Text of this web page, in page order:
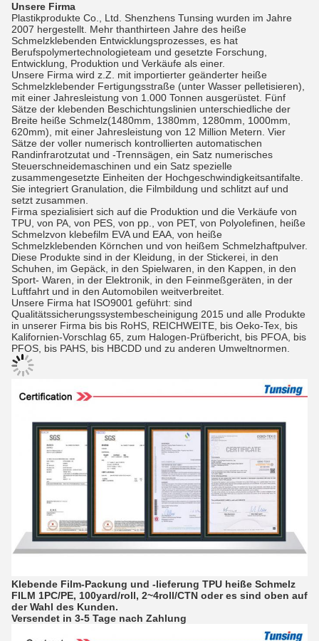
Unsere Firma
Plastikprodukte Co., Ltd. Shenzhens Tunsing wurden im Jahre
2007 hergestellt. Mehr thanthirteen Jahre des heiße
Schmelzklebenden Entwicklungsprozesses, es hat
Berufspolymertechnologieteam und gesetzte Forschung,
Entwicklung, Produktion und Verkäufe als einer.
Unsere Firma wird z.Z. mit importierter geänderter heiße
Schmelzklebender Fertigungsstraße (unter Wasser pelletisieren),
mit einer Jahresleistung von 1.000 Tonnen ausgerüstet. Fünf
Sätze der klebenden Beschichtungslinien unterschiedliche der
Breite heiße Schmelz(1480mm, 1380mm, 1280mm, 1000mm,
620mm), mit einer Jahresleistung von 12 Million Metern. Vier
Sätze der voller numerisch kontrollierten automatischen
Randinfrarotzutat und -Trennsägen, ein Satz numerisches
Steuerschneidemaschinen und ein Satz spezielle
zusammengesetzte Einheiten der Hochgeschwindigkeitsantifalte.
Sie integriert Granulation, die Filmbildung und schlitzt auf und
setzt zusammen.
Firma spezialisiert sich auf die Produktion und die Verkäufe von
TPU, von PA, von PES, von pp., von PET, von Polyolefinen, heiße
Schmelzvon klebefilm EVA und EAA, von heiße
Schmelzklebenden Körnchen und von heißem Schmelzhaftpulver.
Diese Produkte sind in der Kleidung, in der Stickerei, in den
Schuhen, im Gepäck, in den Spielwaren, in den Kappen, in den
Sport- Waren, in der Elektronik, in den Feinmeßgeräten, in der
Luftfahrt und in den Automobilen weitverbreitet.
Unsere Firma hat ISO9001 geführt: sind
Qualitätssicherungssystembescheinigung 2015 und alle Produkte
in unserer Firma bis bis RoHS, REICHWEITE, bis Oeko-Tex, bis
Kalifornien-Vorschlag 65, zum Halogen-Prüfbericht, bis PFOA, bis
PFOS, bis PAHS, bis HBCDD und zu anderen Umweltnormen.
Klebende Film-Packung und -lieferung TPU heiße Schmelz
FILM 1PC/PE, 100yard/roll, 2~4roll/CTN oder es sind oben auf
der Wahl des Kunden.
Versendet in 3-5 Tage nach Zahlung